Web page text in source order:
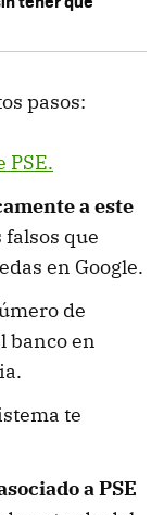
pasos:
PSE.
a este
que
en Google.
de
banco en
te
a PSE